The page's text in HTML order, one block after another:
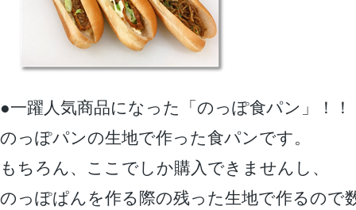
●一躍人気商品になった「のっぽ食パン」！！
のっぽパンの生地で作った食パンです。
もちろん、ここでしか購入できませんし、
のっぽぱんを作る際の残った生地で作るので